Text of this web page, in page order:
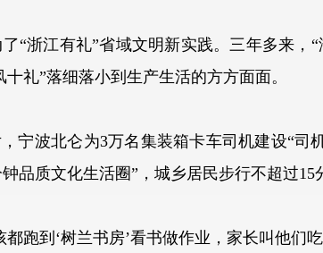
浙江有礼”省域文明新实践。三年多来，“
礼”落细落小到生产生活的方方面面。
波北仑为3万名集装箱卡车司机建设“司
品质文化生活圈”，城乡居民步行不超过15
到‘树兰书房’看书做作业，家长叫他们